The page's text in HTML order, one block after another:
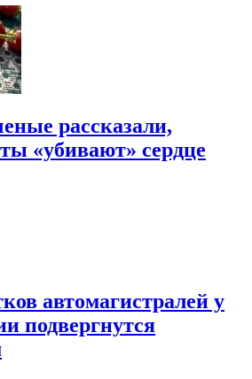
рассказали,
«убивают» сердце
автомагистралей у
подвергнутся